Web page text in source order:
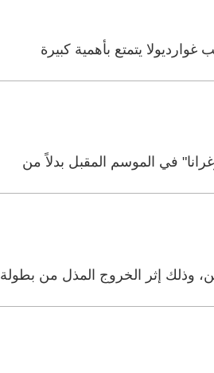
يتمتع بأهمية كبيرة
في الموسم المقبل بدلاً من
وذلك إثر الخروج المذل من بطولة